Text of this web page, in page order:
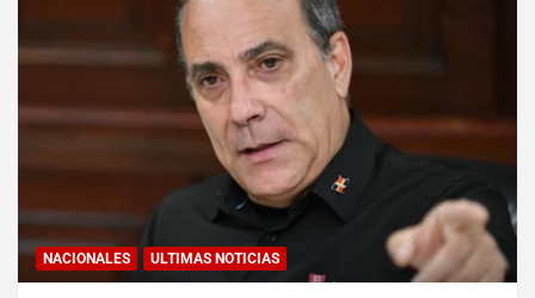
NACIONALES ULTIMAS NOTICIAS